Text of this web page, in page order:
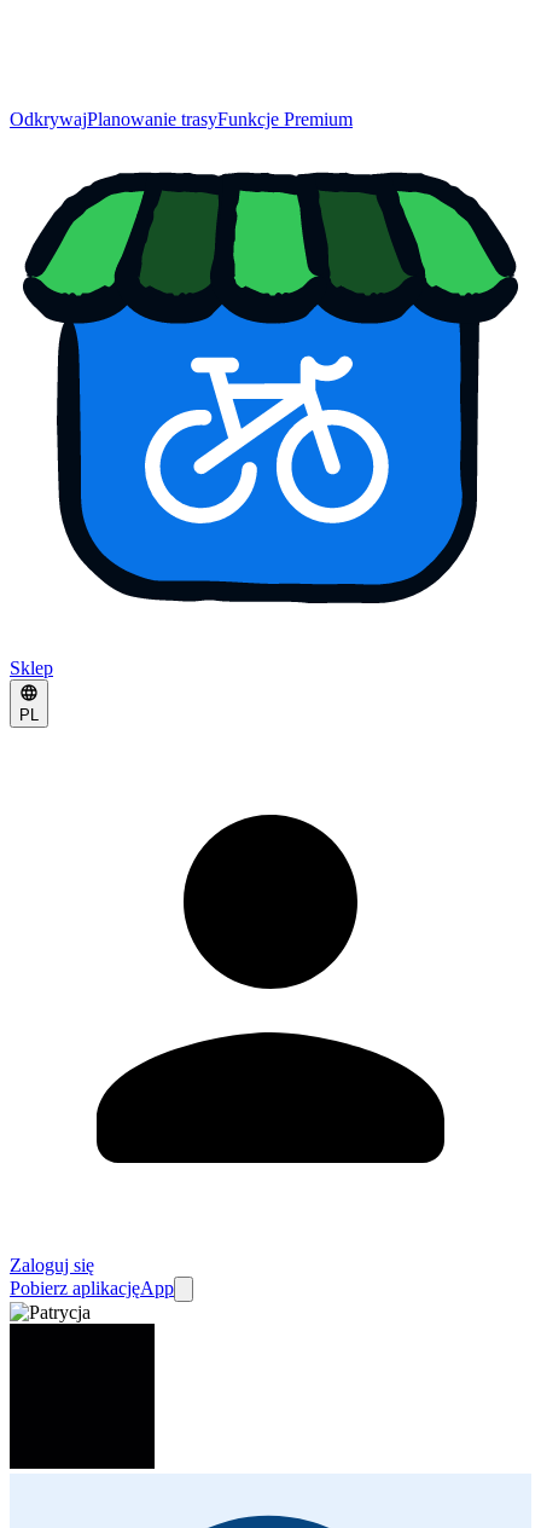
OdkrywajPlanowanie trasyFunkcje Premium
Sklep
PL
Zaloguj się
Pobierz aplikacjęApp